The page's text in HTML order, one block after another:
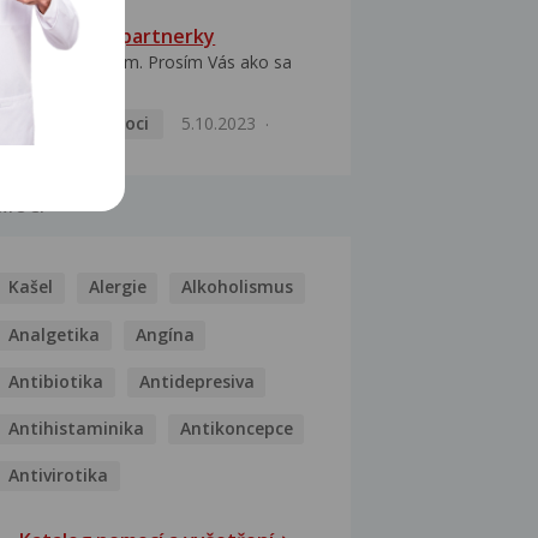
HPV typ 52 u partnerky
Dobrý deň prajem. Prosím Vás ako sa
Pohlavní nemoci
5.10.2023
Kašel Alergie Alkoholismus
Analgetika Angína
Antibiotika Antidepresiva
Antihistaminika Antikoncepce
Antivirotika